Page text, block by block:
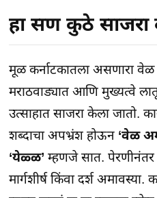
हा सण कुठे साजरा
मूळ कर्नाटकातला असणारा
मराठवाड्यात आणि मुख्यत्वे
उत्साहात साजरा केला जातो.
शब्दाचा अपभ्रंश होऊन ‘वेळ
‘येळ्ळ’ म्हणजे सात. पेरणीनंतर
मार्गशीर्ष किंवा दर्श